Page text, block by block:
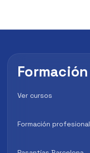
Formación
Ver cursos
Formación profesional